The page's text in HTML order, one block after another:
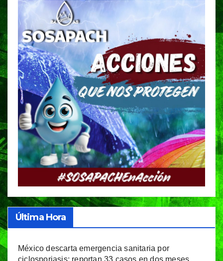
Última Hora
México descarta emergencia sanitaria por
ciclosporiasis; reportan 33 casos en dos meses